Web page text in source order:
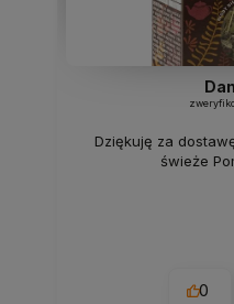
Dziękuję za
świeże
0